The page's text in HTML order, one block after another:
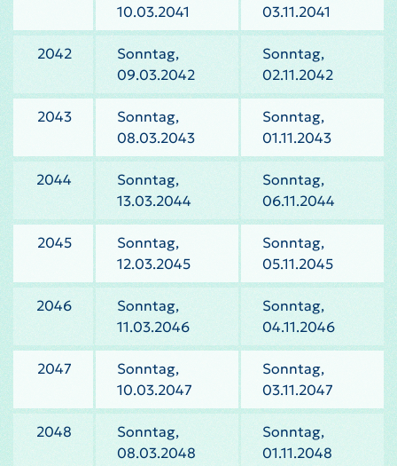
10.03.2041
03.11.2041
2042
Sonntag,
09.03.2042
Sonntag,
02.11.2042
2043
Sonntag,
08.03.2043
Sonntag,
01.11.2043
2044
Sonntag,
13.03.2044
Sonntag,
06.11.2044
2045
Sonntag,
12.03.2045
Sonntag,
05.11.2045
2046
Sonntag,
11.03.2046
Sonntag,
04.11.2046
2047
Sonntag,
10.03.2047
Sonntag,
03.11.2047
2048
Sonntag,
08.03.2048
Sonntag,
01.11.2048